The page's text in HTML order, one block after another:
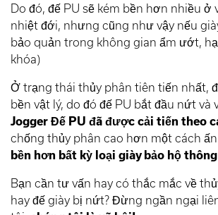
Do đó, đế PU sẽ kém bền hơn nhiều ở
nhiệt đới, nhưng cũng như vậy nếu
bảo quản trong không gian ẩm ướt,
khóa)
Ở trạng thái thủy phân tiên tiến nhất,
bền vật lý, do đó đế PU bắt đầu nứt và
Jogger Đế PU đã được cải tiến theo
chống thủy phân cao hơn một cách
bền hơn bất kỳ loại giày bảo hộ
Bạn cần tư vấn hay có thắc mắc về
hay đế giày bị nứt? Đừng ngần ngại